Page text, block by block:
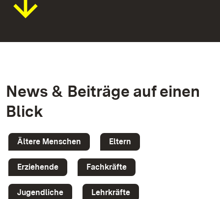
News & Beiträge auf einen
Blick
Ältere Menschen Eltern
Erziehende Fachkräfte
Jugendliche Lehrkräfte